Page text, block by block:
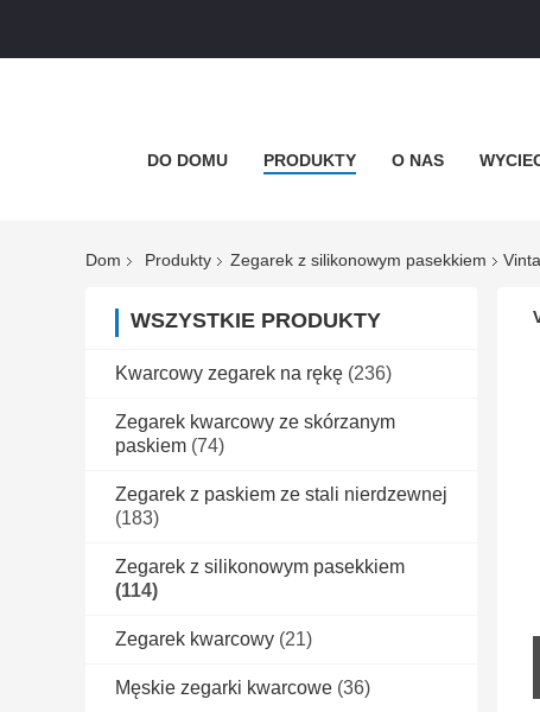
DO DOMU PRODUKTY O NAS
Dom Produkty Zegarek z silikonowym pasekkiem
WSZYSTKIE PRODUKTY
Kwarcowy zegarek na rękę (236)
Zegarek kwarcowy ze skórzanym
paskiem (74)
Zegarek z paskiem ze stali nierdzewnej
(183)
Zegarek z silikonowym pasekkiem
(114)
Zegarek kwarcowy (21)
Męskie zegarki kwarcowe (36)